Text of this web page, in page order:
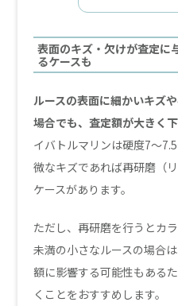
表面のキズ・欠けが査定に
るケースも
ルースの表面に細かいキズ
場合でも、査定額が大きく
イバトルマリンは硬度7〜
微なキズであれば再研磨（
ケースがあります。
ただし、再研磨を行うとカ
未満の小さなルースの場合
額に影響する可能性もある
くことをおすすめします。